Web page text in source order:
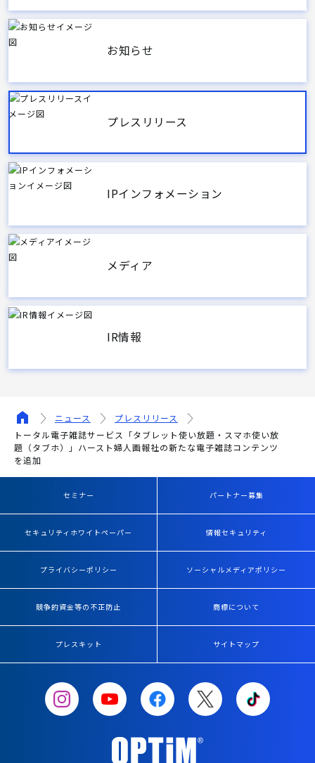
お知らせ
プレスリリース
IPインフォメーション
メディア
IR情報
ニュース
プレスリリース
トータル電子雑誌サービス「タブレット使い放題・スマホ使い放
題（タブホ）」ハースト婦人画報社の新たな電子雑誌コンテンツ
を追加
セミナー パートナー募集
セキュリティホワイトペーパー 情報セキュリティ
プライバシーポリシー ソーシャルメディアポリシー
競争的資金等の不正防止 商標について
プレスキット サイトマップ